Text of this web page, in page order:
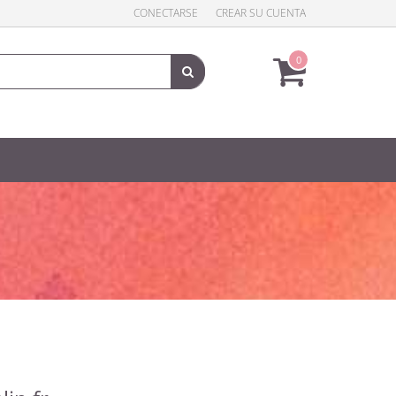
CONECTARSE CREAR SU CUENTA
0